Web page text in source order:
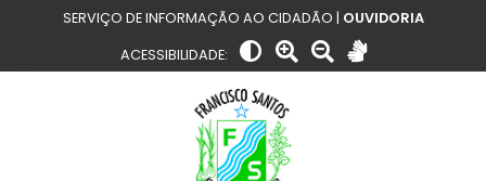
SERVIÇO DE INFORMAÇÃO AO CIDADÃO | OUVIDORIA
ACESSIBILIDADE: